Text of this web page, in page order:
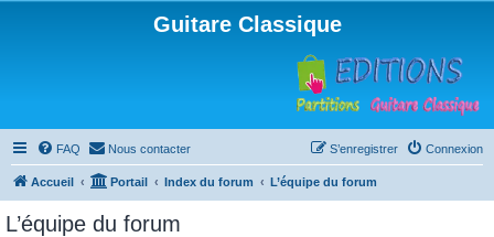
Guitare Classique
FAQ Nous contacter Connexion
S’enregistrer
Accueil Portail Index du forum L’équipe du forum
L’équipe du forum